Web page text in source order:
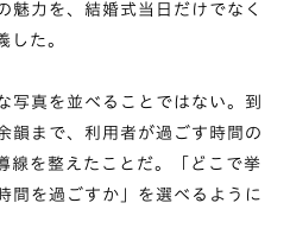
魅力を、結婚式当日だけでなく
した。
写真を並べることではない。到
韻まで、利用者が過ごす時間の
線を整えたことだ。「どこで挙
間を過ごすか」を選べるように